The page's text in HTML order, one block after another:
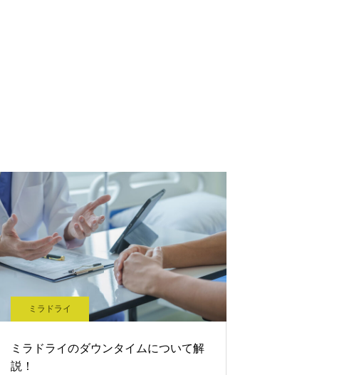
ミラドライ
ミラドライのダウンタイムについて解
説！